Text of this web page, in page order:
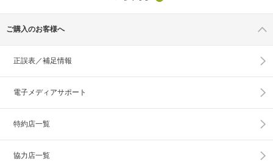
ご購入のお客様へ
正誤表／補足情報
電子メディアサポート
特約店一覧
協力店一覧